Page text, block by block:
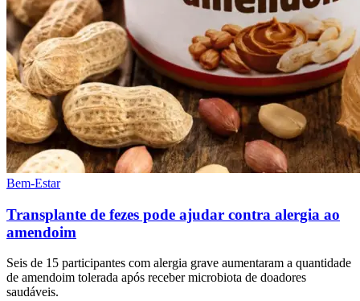
Bem-Estar
Transplante de fezes pode ajudar contra alergia ao
amendoim
Seis de 15 participantes com alergia grave aumentaram a quantidade
de amendoim tolerada após receber microbiota de doadores
saudáveis.